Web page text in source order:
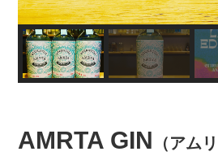
AMRTA GIN
（アム